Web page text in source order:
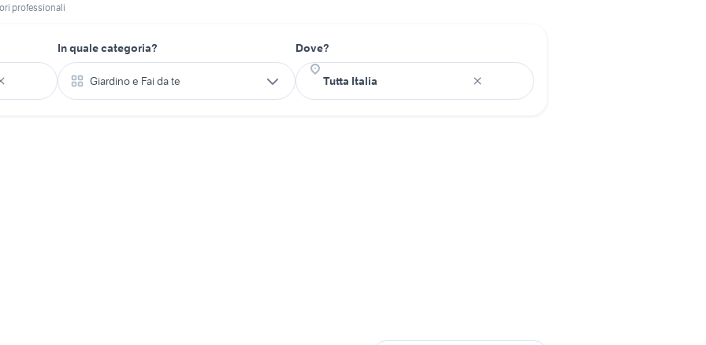
professionali
In quale categoria?
Giardino e Fai da te
Dove?